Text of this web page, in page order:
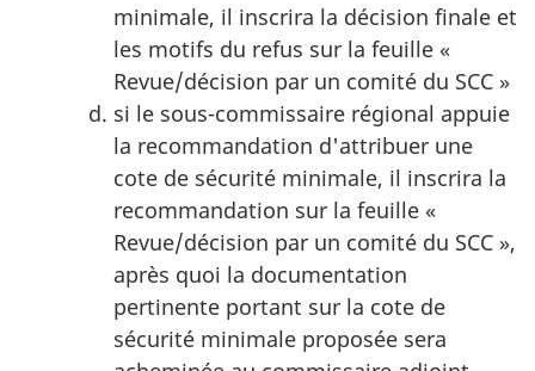
minimale, il inscrira la décision finale et
les motifs du refus sur la feuille «
Revue/décision par un comité du SCC »
si le sous-commissaire régional appuie
la recommandation d'attribuer une
cote de sécurité minimale, il inscrira la
recommandation sur la feuille «
Revue/décision par un comité du SCC »,
après quoi la documentation
pertinente portant sur la cote de
sécurité minimale proposée sera